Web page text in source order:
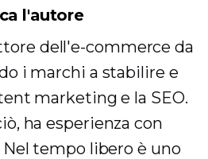
l'autore
dell'e-commerce da
i marchi a stabilire e
marketing e la SEO.
ha esperienza con
tempo libero è uno